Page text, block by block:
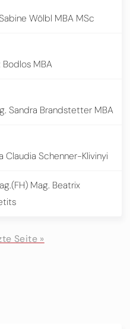
Wölbl MBA MSc
Bodlos MBA
Sandra Brandstetter MBA
Claudia Schenner-Klivinyi
Mag. Beatrix
Seite »